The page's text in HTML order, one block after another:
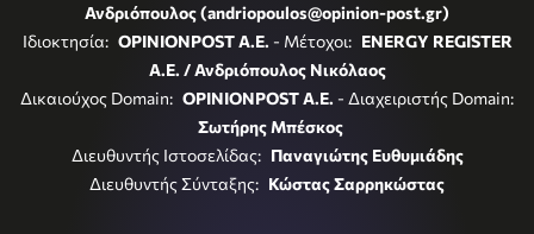
Ανδριόπουλος (andriopoulos@opinion-post.gr)
Ιδιοκτησία: OPINIONPOST A.E. - Μέτοχοι: ENERGY REGISTER
Α.Ε. / Ανδριόπουλος Νικόλαος
Δικαιούχος Domain: OPINIONPOST A.E. - Διαχειριστής Domain:
Σωτήρης Μπέσκος
Διευθυντής Ιστοσελίδας: Παναγιώτης Ευθυμιάδης
Διευθυντής Σύνταξης: Κώστας Σαρρηκώστας